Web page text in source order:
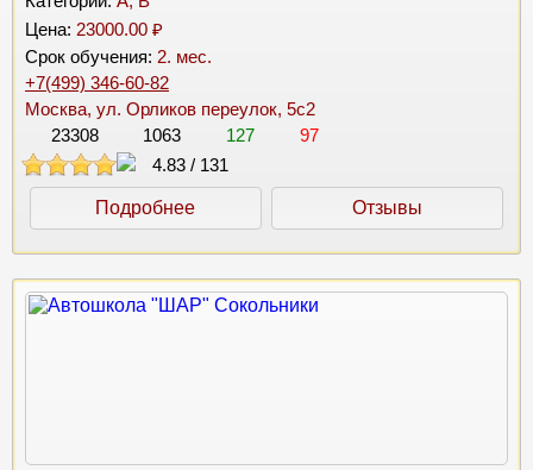
Цена: 23000.00 ₽
Срок обучения: 2. мес.
+7(499) 346-60-82
Москва, ул. Орликов переулок, 5с2
23308
1063 127
97
4.83 / 131
Подробнее Отзывы